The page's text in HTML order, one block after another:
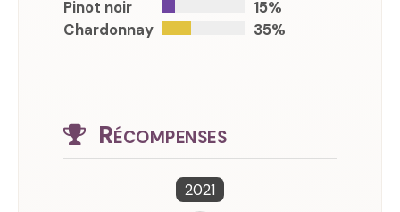
Pinot noir
15%
Chardonnay
35%
Récompenses
2021